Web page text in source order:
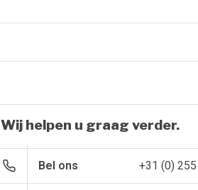
Wij helpen u graag verder.
Bel ons +31 (0)